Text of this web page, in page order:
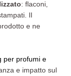
: flaconi,
Il
e ne
per profumi e
e impatto sul